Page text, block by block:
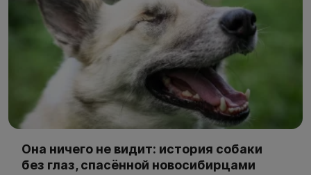
Она ничего не видит: история собаки
без глаз, спасённой новосибирцами